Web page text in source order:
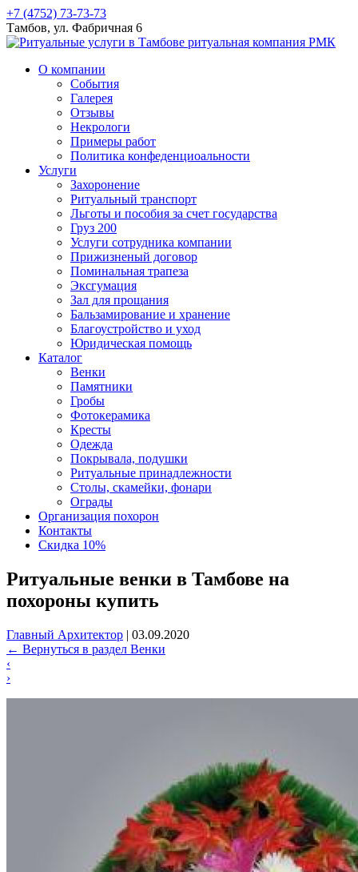
+7 (4752) 73-73-73
Тамбов, ул. Фабричная 6
О компании
События
Галерея
Отзывы
Некрологи
Примеры работ
Политика конфеденциоальности
Услуги
Захоронение
Ритуальный транспорт
Льготы и пособия за счет государства
Груз 200
Услуги сотрудника компании
Прижизненый договор
Поминальная трапеза
Эксгумация
Зал для прощания
Бальзамирование и хранение
Благоустройство и уход
Юридическая помощь
Каталог
Венки
Памятники
Гробы
Фотокерамика
Кресты
Одежда
Покрывала, подушки
Ритуальные принадлежности
Столы, скамейки, фонари
Ограды
Организация похорон
Контакты
Скидка 10%
Ритуальные венки в Тамбове на
похороны купить
Главный Архитектор | 03.09.2020
← Вернуться в раздел Венки
‹
›